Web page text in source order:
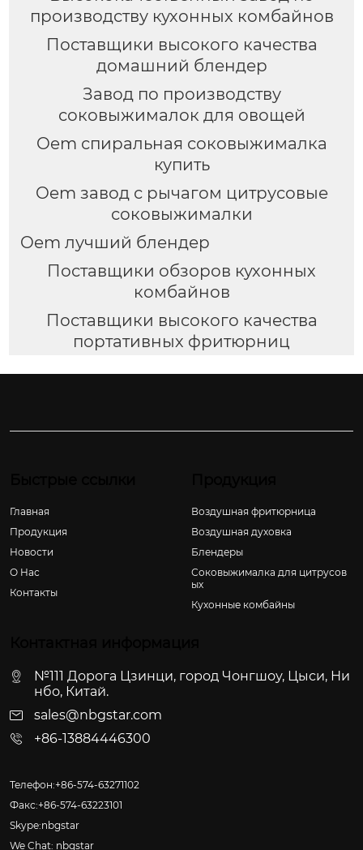
производству кухонных комбайнов
Поставщики высокого качества
домашний блендер
Завод по производству
соковыжималок для овощей
Oem спиральная соковыжималка
купить
Oem завод с рычагом цитрусовые
соковыжималки
Oem лучший блендер
Поставщики обзоров кухонных
комбайнов
Поставщики высокого качества
портативных фритюрниц
Главная
Продукция
Новости
О Hас
Контакты
Воздушная фритюрница
Воздушная духовка
Блендеры
Соковыжималка для цитрусов
ых
Кухонные комбайны
№111 Дорога Цзинци, город Чонгшоу, Цыси, Ни
нбо, Китай.
sales@nbgstar.com
+86-13884446300
Телефон:+86-574-63271102
Факс:+86-574-63223101
Skype:nbgstar
We Chat: nbgstar